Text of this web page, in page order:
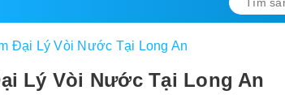
Đại Lý Vòi Nước Tại Long An
Lý Vòi Nước Tại Long An